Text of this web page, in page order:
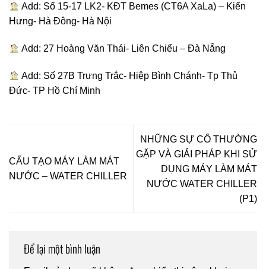
Add: Số 15-17 LK2- KĐT Bemes (CT6A XaLa) – Kiến
Hưng- Hà Đông- Hà Nội
Add: 27 Hoàng Văn Thái- Liên Chiểu – Đà Nẵng
Add: Số 27B Trưng Trắc- Hiệp Bình Chánh- Tp Thủ
Đức- TP Hồ Chí Minh
CẤU TẠO MÁY LÀM MÁT
NƯỚC – WATER CHILLER
NHỮNG SỰ CỐ THƯỜNG
GẶP VÀ GIẢI PHÁP KHI SỬ
DỤNG MÁY LÀM MÁT
NƯỚC WATER CHILLER
(P1)
Để lại một bình luận